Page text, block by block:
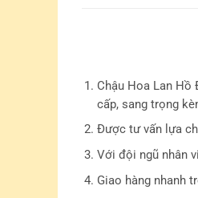
Chậu Hoa Lan Hồ
cấp, sang trọng
Được tư vấn lựa
Với đội ngũ nhân
Giao hàng nhanh